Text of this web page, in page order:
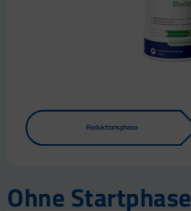
Reduktionsphase
Ohne Startphase